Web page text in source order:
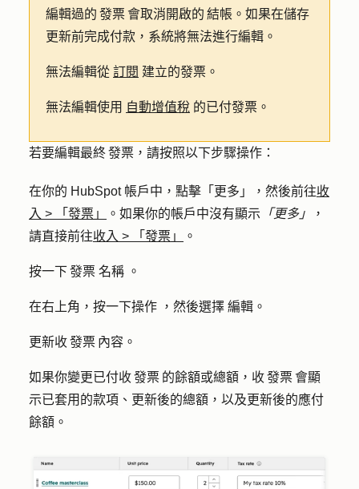
編輯過的 發票 會取消開啟的 結帳。如果在儲存
更新前完成付款，系統將無法進行編輯。
無法編輯從 訂閱 建立的發票。
無法編輯使用 自動增值稅 的已付發票。
若要編輯最終 發票，請按照以下步驟操作：
在你的 HubSpot 帳戶中，點擊 「更多」 ，然後前往收
入 > 「發票」 。如果你的帳戶中沒有顯示 「更多」
，
請直接前往收入 > 「發票」 。
按一下 發票 名稱 。
在右上角，按一下操作 ，然後選擇 編輯 。
更新收 發票 內容。
如果你變更已付收 發票 的餘額或總額，收 發票 會顯
示已套用的款項、更新後的總額，以及更新後的應付
餘額。